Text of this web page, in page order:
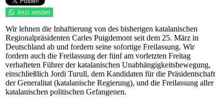
Jetzt senden
Wir lehnen die Inhaftierung von des bisherigen katalanischen
Regionalpräsidenten Carles Puigdemont seit dem 25. März in
Deutschland ab und fordern seine sofortige Freilassung. Wir
fordern auch die Freilassung der fünf am vorletzten Freitag
verhafteten Führer der katalanischen Unabhängigkeitsbewegung,
einschließlich Jordi Turull, dem Kandidaten für die Präsidentschaft
der Generalitat (katalanische Regierung), und die Freilassung aller
katalanischen politischen Gefangenen.